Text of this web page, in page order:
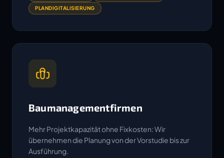
PLANDIGITALISIERUNG
Baumanagementfirmen
Mehr Projektkapazität ohne Fixkosten: Wir
übernehmen die Planung von der Vorstudie bis zur
Ausführung.